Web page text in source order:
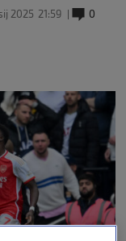
2025 21:59
0